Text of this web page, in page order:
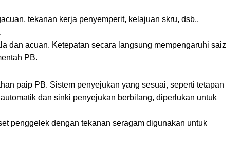
tekanan kerja penyemperit, kelajuan skru, dsb.,
dan acuan. Ketepatan secara langsung mempengaruhi saiz
PB.
paip PB. Sistem penyejukan yang sesuai, seperti tetapan
dan sinki penyejukan berbilang, diperlukan untuk
penggelek dengan tekanan seragam digunakan untuk